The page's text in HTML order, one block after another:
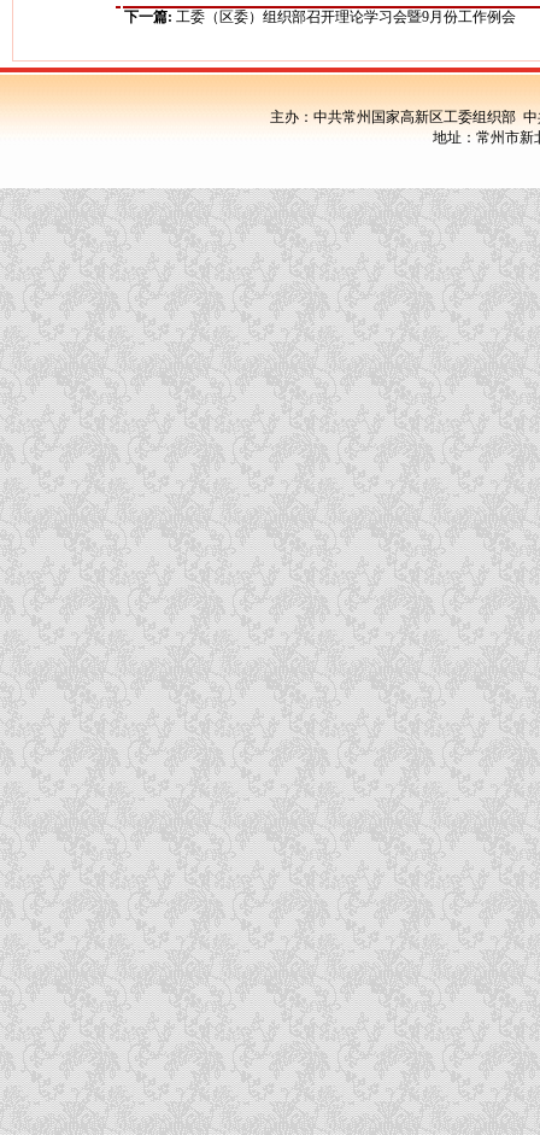
下一篇: 工委（区委）组织部召开理论学习会暨9月份工作例会
主办：中共常州国家高新区工委组织部
地址：常州市